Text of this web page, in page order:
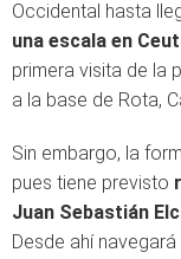
Occidental hasta
una escala en
primera visita de la
a la base de Rota,
Sin embargo, la
pues tiene previsto
Juan Sebastián
Desde ahí